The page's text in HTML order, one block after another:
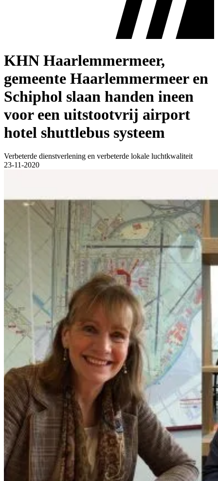
KHN Haarlemmermeer,
gemeente Haarlemmermeer en
Schiphol slaan handen ineen
voor een uitstootvrij airport
hotel shuttlebus systeem
Verbeterde dienstverlening en verbeterde lokale luchtkwaliteit
23-11-2020